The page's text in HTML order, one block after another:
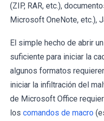
(ZIP, RAR, etc.),
Microsoft OneNote, etc.),
El simple hecho de abrir
suficiente para iniciar la
algunos formatos
iniciar la infiltración del
de Microsoft Office
los comandos de macro